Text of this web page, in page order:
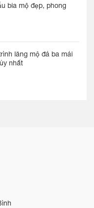
bia mộ đẹp, phong
lăng mộ đá ba mái
nhất